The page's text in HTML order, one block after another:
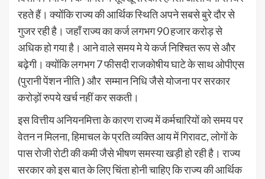
रहते हैं। क्योंकि राज्य की आर्थिक स्थिति अपने सबसे बुरे दौर से
गुजर रही है। जहाँ राज्य का कर्ज लगभग 90 हजार करोड़ से
अधिक हो गया है। आने वाले समय मे ये कर्ज निश्चित रूप से और
बढ़ेगी। क्योंकि लगभग 7 फीसदी राजकोषीय घाटे के साथ ओपीएस
(पुरानी पेंशन नीति ) और सम्मान निधि जैसे योजना पर सरकार
करोड़ों रुपये खर्च नहीं कर सकती।
इस वित्तीय अनियनमित्ता के कारण राज्य में कर्मचारियों को समय पर
वेतन न मिलना, हिमाचल के प्रति व्यक्ति आय में गिरावट, लोगों के
पास रोजी रोटी की कमी जैसे भीषण समस्या खड़ी हो रही है। राज्य
सरकार को इस बात के लिए चिंता होनी चाहिए कि राज्य की आर्थिक